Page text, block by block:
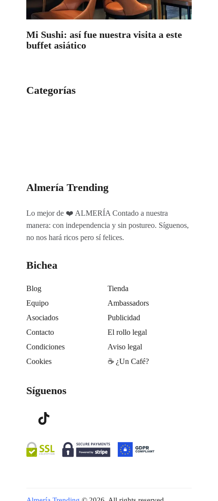
Mi Sushi: así fue nuestra visita a este
buffet asiático
Categorías
Almería Trending
Lo mejor de ❤️ ALMERÍA Contado a nuestra
manera: con independencia y sin postureo. Síguenos,
no nos hará ricos pero sí felices.
Bichea
Blog
Tienda
Equipo
Ambassadors
Asociados
Publicidad
Contacto
El rollo legal
Condiciones
Aviso legal
Cookies
☕️ ¿Un Café?
Síguenos